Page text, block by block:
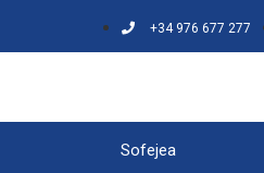
+34 976 677 277
Sofejea